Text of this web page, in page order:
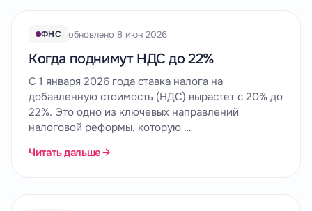
ФНС обновлено 8 июн 2026
Когда поднимут НДС до 22%
С 1 января 2026 года ставка налога на
добавленную стоимость (НДС) вырастет с 20% до
22%. Это одно из ключевых направлений
налоговой реформы, которую …
Читать дальше